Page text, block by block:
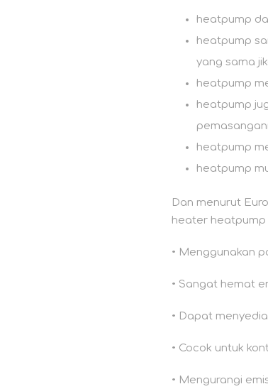
heatpump
heatpump
yang sama
heatpump
heatpump
heatpump
heatpump
Dan menurut
heater heatpump
• Menggunakan
• Sangat hemat
• Dapat
• Cocok untuk
• Mengurangi